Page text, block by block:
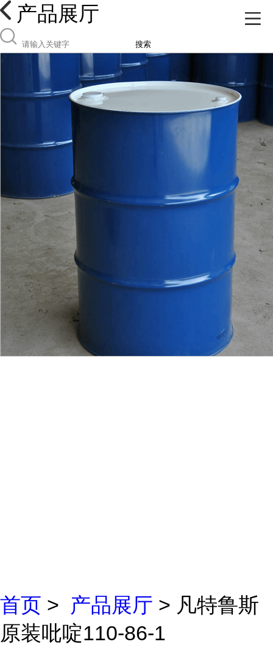
产品展厅
搜索
首页 > 产品展厅 > 凡特鲁斯
原装吡啶110-86-1